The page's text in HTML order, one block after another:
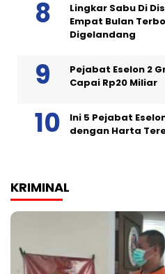
Lingkar Sabu Di
Empat Bulan
Digelandang
Pejabat Eselon 2
Capai Rp20 Miliar
Ini 5 Pejabat
dengan Harta
KRIMINAL